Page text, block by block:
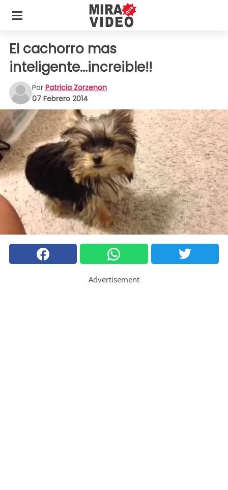
El cachorro mas
inteligente...increible!!
Por Patricia Zorzenon
07 Febrero 2014
Advertisement